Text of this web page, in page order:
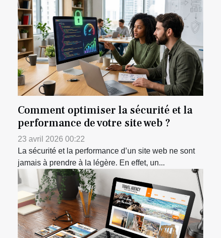
Comment optimiser la sécurité et la
performance de votre site web ?
23 avril 2026 00:22
La sécurité et la performance d’un site web ne sont
jamais à prendre à la légère. En effet, un...